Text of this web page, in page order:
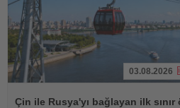
Oku
03.08.2026
Çin ile Rusya'yı bağlayan ilk